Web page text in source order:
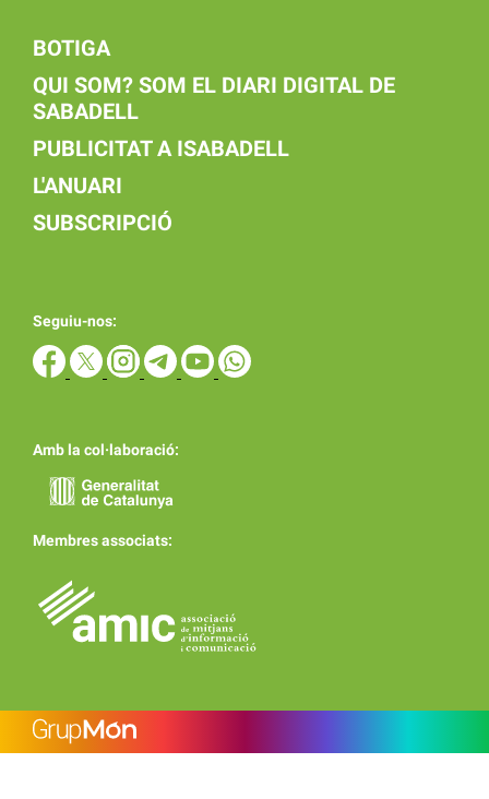
BOTIGA
QUI SOM? SOM EL DIARI DIGITAL DE
SABADELL
PUBLICITAT A ISABADELL
L'ANUARI
SUBSCRIPCIÓ
Seguiu-nos:
Amb la col·laboració:
Membres associats: